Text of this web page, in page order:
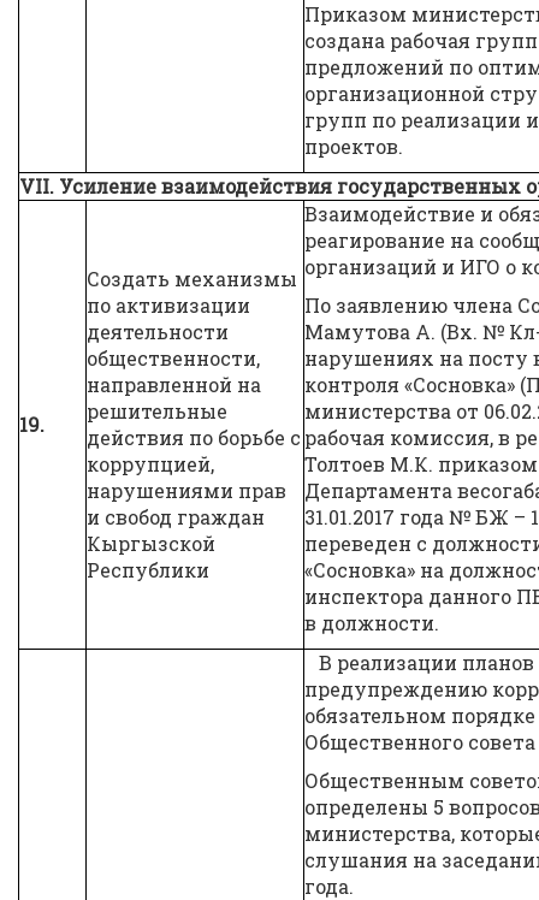
Приказом
создана рабочая
предложений по
организационной
групп по реализации
проектов.
VII. Усиление взаимодействия
19.
Создать механизмы
по активизации
деятельности
общественности,
направленной на
решительные
действия по борьбе с
коррупцией,
нарушениями прав
и свобод граждан
Кыргызской
Республики
Взаимодействие и
реагирование на
организаций и ИГО о
По заявлению члена
Мамутова А. (Вх. № Кл-
нарушениях на посту
контроля «Сосновка»
министерства от
рабочая комиссия, в
Толтоев М.К.
Департамента
31.01.2017 года № БЖ –
переведен с
«Сосновка» на
инспектора данного
в должности.
В реализации
предупреждению
обязательном
Общественного
Общественным
определены 5
министерства,
слушания на
года.